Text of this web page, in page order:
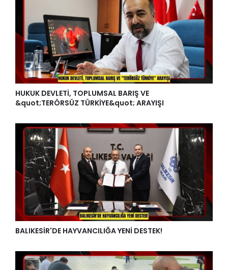
HUKUK DEVLETİ, TOPLUMSAL BARIŞ VE
&quot;TERÖRSÜZ TÜRKİYE&quot; ARAYIŞI
BALIKESİR'DE HAYVANCILIĞA YENİ DESTEK!